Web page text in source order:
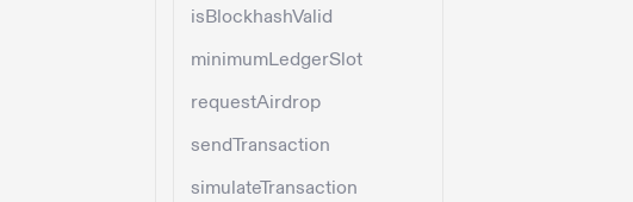
isBlockhashValid
minimumLedgerSlot
requestAirdrop
sendTransaction
simulateTransaction